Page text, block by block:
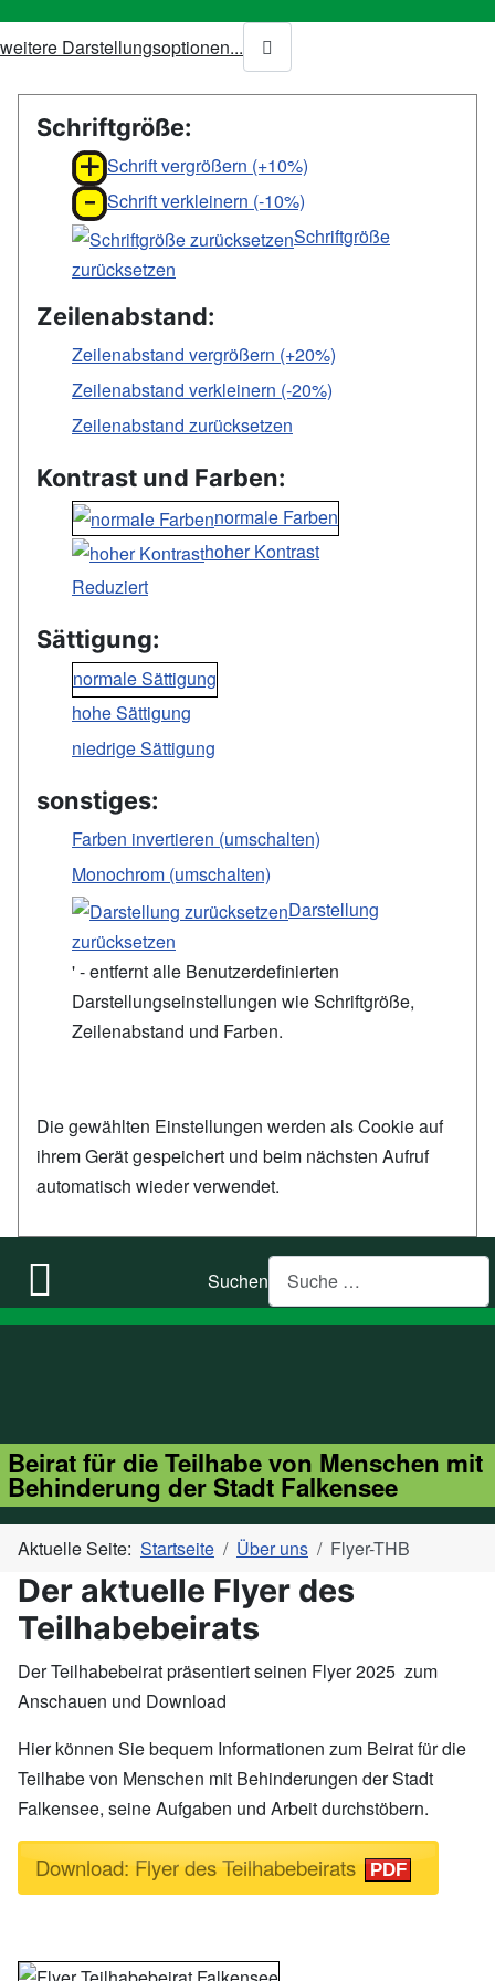
weitere Darstellungsoptionen...
Schriftgröße:
Schrift vergrößern (+10%)
Schrift verkleinern (-10%)
Schriftgröße
zurücksetzen
Zeilenabstand:
Zeilenabstand vergrößern (+20%)
Zeilenabstand verkleinern (-20%)
Zeilenabstand zurücksetzen
Kontrast und Farben:
normale Farben
hoher Kontrast
Reduziert
Sättigung:
normale Sättigung
hohe Sättigung
niedrige Sättigung
sonstiges:
Farben invertieren (umschalten)
Monochrom (umschalten)
Darstellung
zurücksetzen
' - entfernt alle Benutzerdefinierten
Darstellungseinstellungen wie Schriftgröße,
Zeilenabstand und Farben.
Die gewählten Einstellungen werden als Cookie auf
ihrem Gerät gespeichert und beim nächsten Aufruf
automatisch wieder verwendet.
Suchen
Beirat für die Teilhabe von Menschen mit
Behinderung der Stadt Falkensee
Aktuelle Seite: Startseite Über uns Flyer-THB
Der aktuelle Flyer des
Teilhabebeirats
Der Teilhabebeirat präsentiert seinen Flyer 2025 zum
Anschauen und Download
Hier können Sie bequem Informationen zum Beirat für die
Teilhabe von Menschen mit Behinderungen der Stadt
Falkensee, seine Aufgaben und Arbeit durchstöbern.
Download: Flyer des Teilhabebeirats